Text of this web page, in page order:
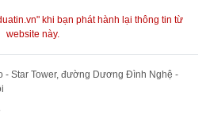
khi bạn phát hành lại thông tin từ
website này.
- Star Tower, đường Dương Đình Nghệ -